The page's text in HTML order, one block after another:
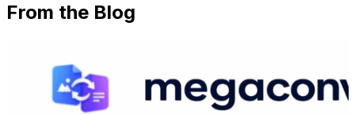
From the Blog